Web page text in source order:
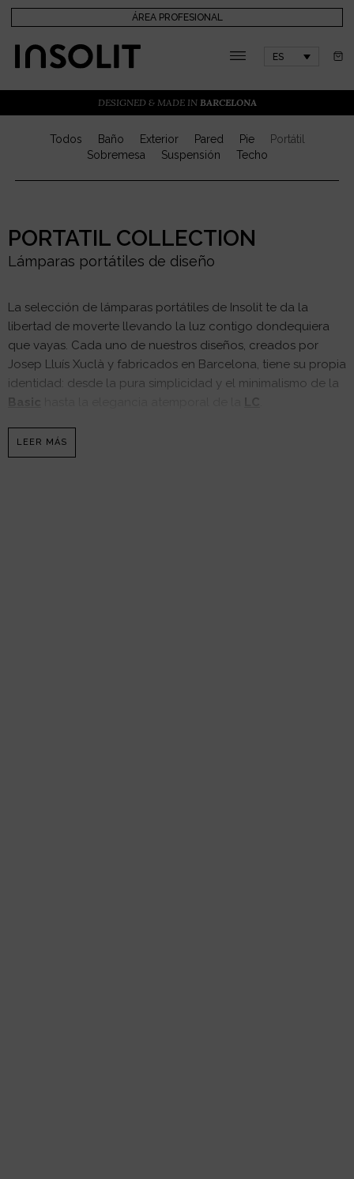
ÁREA PROFESIONAL
ES
DESIGNED & MADE IN BARCELONA
Todos Baño Exterior Pared Pie
Portátil
Sobremesa
Suspensión Techo
PORTATIL COLLECTION
Lámparas portátiles de diseño
La selección de lámparas portátiles de Insolit te da la
libertad de moverte llevando la luz contigo dondequiera
que vayas. Cada uno de nuestros diseños, creados por
Josep Lluís Xuclà y fabricados en Barcelona, tiene su propia
identidad: desde la pura simplicidad y el minimalismo de la
Basic
LC
LEER MÁS